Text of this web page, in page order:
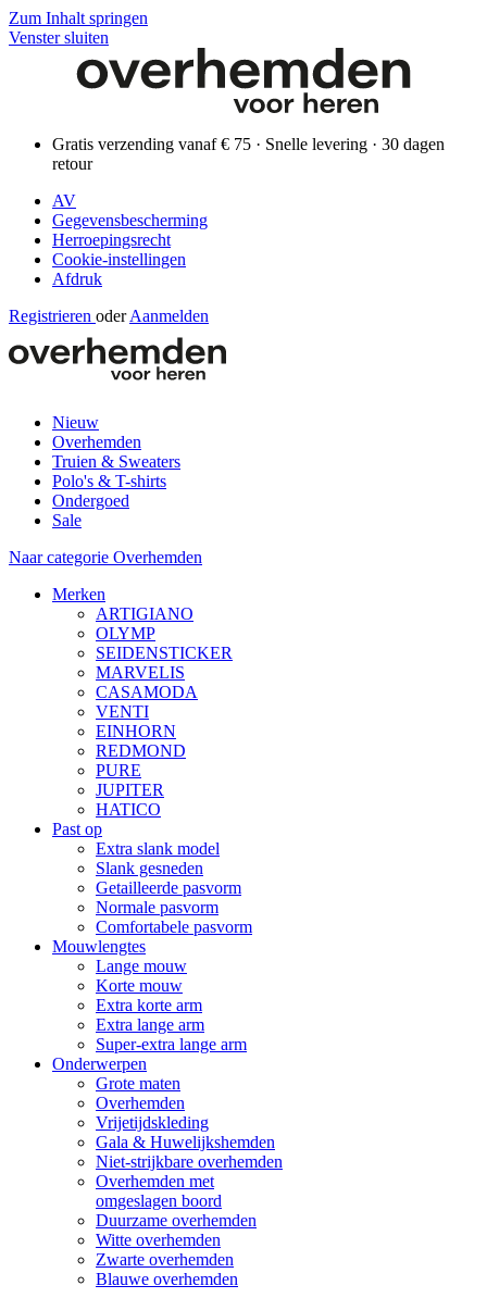
Zum Inhalt springen
Venster sluiten
Gratis verzending vanaf € 75 · Snelle levering · 30 dagen
retour
AV
Gegevensbescherming
Herroepingsrecht
Cookie-instellingen
Afdruk
Registrieren oder Aanmelden
Nieuw
Overhemden
Truien & Sweaters
Polo's & T-shirts
Ondergoed
Sale
Naar categorie Overhemden
Merken
ARTIGIANO
OLYMP
SEIDENSTICKER
MARVELIS
CASAMODA
VENTI
EINHORN
REDMOND
PURE
JUPITER
HATICO
Past op
Extra slank model
Slank gesneden
Getailleerde pasvorm
Normale pasvorm
Comfortabele pasvorm
Mouwlengtes
Lange mouw
Korte mouw
Extra korte arm
Extra lange arm
Super-extra lange arm
Onderwerpen
Grote maten
Overhemden
Vrijetijdskleding
Gala & Huwelijkshemden
Niet-strijkbare overhemden
Overhemden met
omgeslagen boord
Duurzame overhemden
Witte overhemden
Zwarte overhemden
Blauwe overhemden